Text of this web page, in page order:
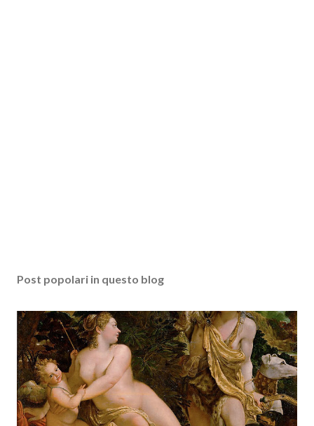
Post popolari in questo blog